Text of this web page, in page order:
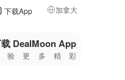
下载App 加拿大
美国
中国
DealMoon App
验更多精彩